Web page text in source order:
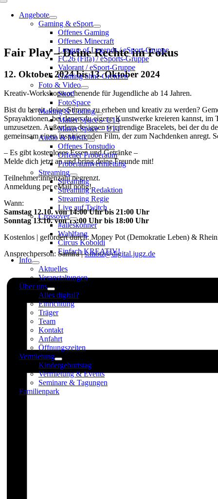
Toggle
NavigationAngebote
Gaming & eSport
Offenes Gaming
Offenes Minecraft
League of Legends / eSport-Gruppe
FC26 (Fifa) / eSports-Gruppe
Valorant / eSport-Gruppe
Gaming ohne Grenzen
Foto & Video
Shot!
FotoSpace
Making & Coding
Maker Space – U14
Maker Space – Ü14
Audio & Musik
Offenes Tonstudio
Offener Proberaum
Proberaumvermietung
Streaming
Streaming
Streaming Redaktion
Streaming Regie
Live auf Twitch
Crossover
#alleskönner
Wahlfang
Circus Koboldi
Einfach KREATIV!
Info
Aktuelles
Veranstaltungen
Über uns
Alles digital?
Einrichtung
Träger
Team
Kontakt
Anfahrt
Öffnungszeiten
Vermietung
Kindergeburtstag
Vermietung & Events
Seminare & Tagungen
Familienpark
Fair Play – Deine Rechte im Fokus
12. Oktober 2024bis13. Oktober 2024
Kreativ-Workshopwochenende für Jugendliche ab 14 Jahren.
Bist du bereit, deine Stimme zu erheben und kreativ zu werden?
Sprayaktionen, bei denen du eigene Kunstwerke kreieren kannst,
umzusetzen. Außerdem designen wir trendige Bracelets, bei der du
gemeinsam einen inspirierenden Film, der zum Nachdenken anregt.
– Es gibt kostenloses Essen und Getränke –
Melde dich jetzt an und bring deine Freunde mit!
Teilnehmer:innenzahl begrenzt.
Anmeldung per eMail nötig!
Wann:
Samstag 12.10. von 14:00 Uhr bis 21:00 Uhr
Sonntag 13.10. von 13:00 Uhr bis 18:00 Uhr
Kostenlos | gefördert durch: Money Pot (Demokratie Leben) &
Ansprechperson: Samira |s.motz@digital.jugz.de